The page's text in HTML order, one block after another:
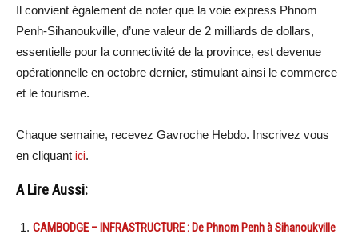
Il convient également de noter que la voie express Phnom
Penh-Sihanoukville, d’une valeur de 2 milliards de dollars,
essentielle pour la connectivité de la province, est devenue
opérationnelle en octobre dernier, stimulant ainsi le commerce
et le tourisme.
Chaque semaine, recevez Gavroche Hebdo. Inscrivez vous
en cliquant ici.
A Lire Aussi:
CAMBODGE – INFRASTRUCTURE : De Phnom Penh à Sihanoukville